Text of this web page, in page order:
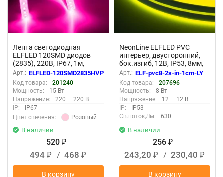
Лента светодиодная
ELFLED 120SMD диодов
(2835), 220В, IP67, 1м,
розовый
Арт.: ELFLED-120SMD2835HVP
Код товара:
201240
Мощность:
15 Вт
Напряжение:
220 — 220 В
IP:
IP67
Цвет свечения:
Розовый
В наличии
520 ₽
494 ₽ / 468 ₽
В корзину
NeonLine ELFLED PVC
интерьер, двусторонний,
бок.изгиб, 12В, IP53, 8мм,
1м, крат.реза 1см, лим.-
желт
Арт.: ELF-pvc8-2s-in-1cm-LY
Код товара:
207696
Мощность:
8 Вт
Напряжение:
12 — 12 В
IP:
IP53
Св.поток,Лм:
630
В наличии
256 ₽
243,20 ₽ / 230,40 ₽
В корзину